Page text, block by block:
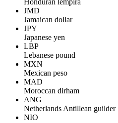
Honduran lempira
JMD
Jamaican dollar
JPY
Japanese yen
LBP
Lebanese pound
MXN
Mexican peso
MAD
Moroccan dirham
ANG
Netherlands Antillean guilder
NIO